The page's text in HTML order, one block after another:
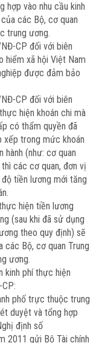
hợp vào nhu cầu kinh
các Bộ, cơ quan
trung ương.
CP đối với biên
hiểm xã hội Việt Nam
được đảm bảo
CP đối với biên
hiện khoán chi mà
có thẩm quyền đã
xếp trong mức khoán
(như: cơ quan
các cơ quan, đơn vị
tiền lương mới tăng
hiện tiền lương
(sau khi đã sử dụng
theo quy định) sẽ
Bộ, cơ quan Trung
ương.
kinh phí thực hiện
phố trực thuộc trung
duyệt và tổng hợp
định số
2011 gửi Bộ Tài chính